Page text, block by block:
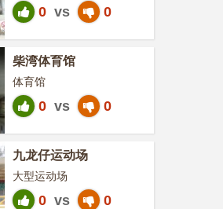
0 vs 0
柴湾体育馆
体育馆
0 vs 0
九龙仔运动场
大型运动场
0 vs 0